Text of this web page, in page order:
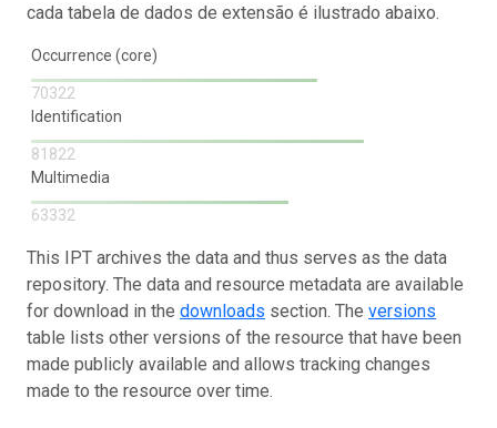
cada tabela de dados de extensão é ilustrado abaixo.
Occurrence (core)
70322
Identification
81822
Multimedia
63332
This IPT archives the data and thus serves as the data
repository. The data and resource metadata are available
for download in the downloads section. The versions
table lists other versions of the resource that have been
made publicly available and allows tracking changes
made to the resource over time.